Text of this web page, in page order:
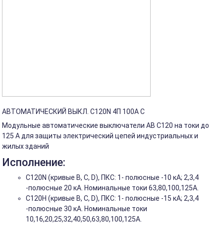
АВТОМАТИЧЕСКИЙ ВЫКЛ. C120N 4П 100A C
Модульные автоматические выключатели АВ C120 на токи до
125 А для защиты электрический цепей индустриальных и
жилых зданий
Исполнение:
С120N (кривые B, C, D), ПКС: 1- полюсные -10 кА; 2,3,4
-полюсные 20 кА. Номинальные токи 63,80,100,125А.
C120H (кривые B, C, D), ПКС: 1- полюсные -15 кА; 2,3,4
-полюсные 30 кА. Номинальные токи
10,16,20,25,32,40,50,63,80,100,125А.